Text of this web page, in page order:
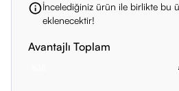
İncelediğiniz ürün ile birlikte bu
eklenecektir!
Avantajlı Toplam